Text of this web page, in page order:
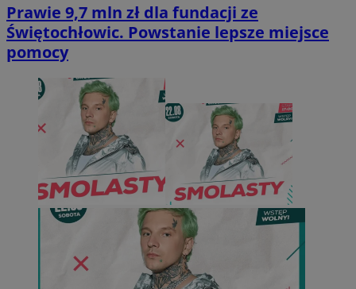
Prawie 9,7 mln zł dla fundacji ze
Świętochłowic. Powstanie lepsze miejsce
pomocy